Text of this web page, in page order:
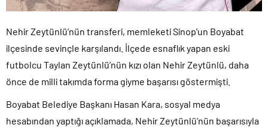
Nehir Zeytünlü’nün transferi, memleketi Sinop’un Boyabat
ilçesinde sevinçle karşılandı. İlçede esnaflık yapan eski
futbolcu Taylan Zeytünlü’nün kızı olan Nehir Zeytünlü, daha
önce de milli takımda forma giyme başarısı göstermişti.
Boyabat Belediye Başkanı Hasan Kara, sosyal medya
hesabından yaptığı açıklamada, Nehir Zeytünlü’nün başarısıyla